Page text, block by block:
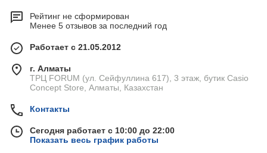
Рейтинг не сформирован
Менее 5 отзывов за последний год
Работает с 21.05.2012
г. Алматы
ТРЦ FORUM (ул. Сейфуллина 617), 3 этаж, бутик Casio
Concept Store, Алматы, Казахстан
Контакты
Сегодня работает с 10:00 до 22:00
Показать весь график работы